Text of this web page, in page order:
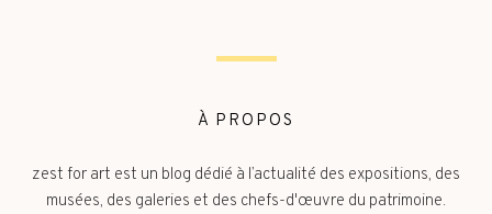
À PROPOS
zest for art est un blog dédié à l’actualité des expositions, des
musées, des galeries et des chefs-d'œuvre du patrimoine.